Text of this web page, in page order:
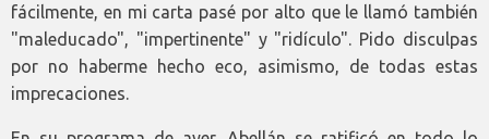
fácilmente, en mi carta pasé por alto que le llamó también
"maleducado", "impertinente" y "ridículo". Pido disculpas
por no haberme hecho eco, asimismo, de todas estas
imprecaciones.